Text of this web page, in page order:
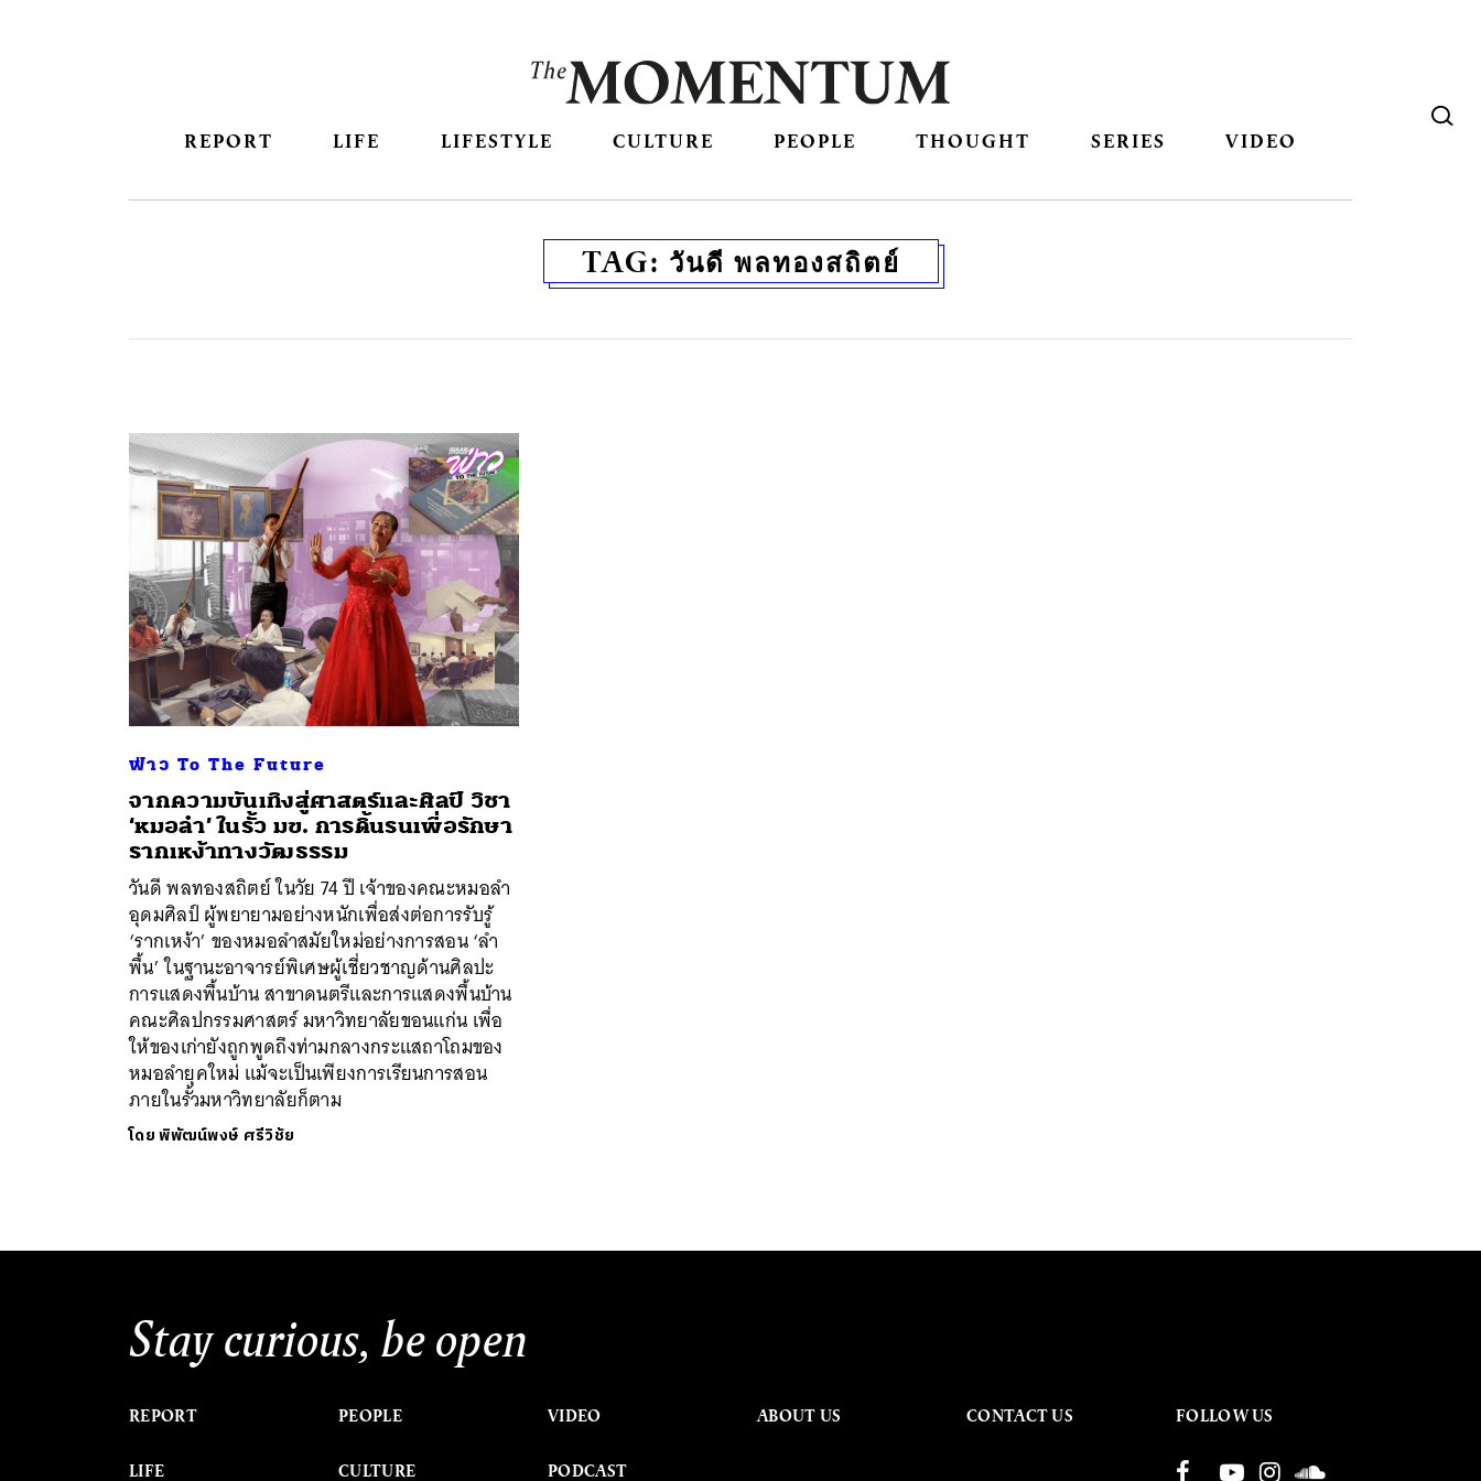
REPORT LIFE LIFESTYLE CULTURE PEOPLE THOUGHT SERIES VIDEO
TAG: ​วันดี พลทองสถิตย์
ฟ่าว To The Future
จากความบันเทิงสู่ศาสตร์และศิลป์ วิชา
‘หมอลำ’ ในรั้ว มข. การดิ้นรนเพื่อรักษา
รากเหง้าทางวัฒธรรม
วันดี พลทองสถิตย์ ในวัย 74 ปี เจ้าของคณะหมอลำ
อุดมศิลป์ ผู้พยายามอย่างหนักเพื่อส่งต่อการรับรู้
‘รากเหง้า’ ของหมอลำสมัยใหม่อย่างการสอน ‘ลำ
พื้น’ ในฐานะอาจารย์พิเศษผู้เชี่ยวชาญด้านศิลปะ
การแสดงพื้นบ้าน สาขาดนตรีและการแสดงพื้นบ้าน
คณะศิลปกรรมศาสตร์ มหาวิทยาลัยขอนแก่น เพื่อ
ให้ของเก่ายังถูกพูดถึงท่ามกลางกระแสถาโถมของ
หมอลำยุคใหม่ แม้จะเป็นเพียงการเรียนการสอน
ภายในรั้วมหาวิทยาลัยก็ตาม
โดยพิพัฒน์พงษ์ ศรีวิชัย
Stay curious, be open
REPORT
LIFE
PEOPLE
CULTURE
VIDEO
PODCAST
ABOUT US CONTACT US FOLLOW US
ค้นหา